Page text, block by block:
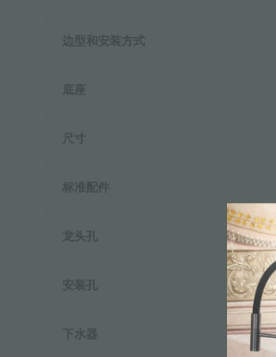
边型和安装方式
底座
尺寸
标准配件
龙头孔
安装孔
下水器